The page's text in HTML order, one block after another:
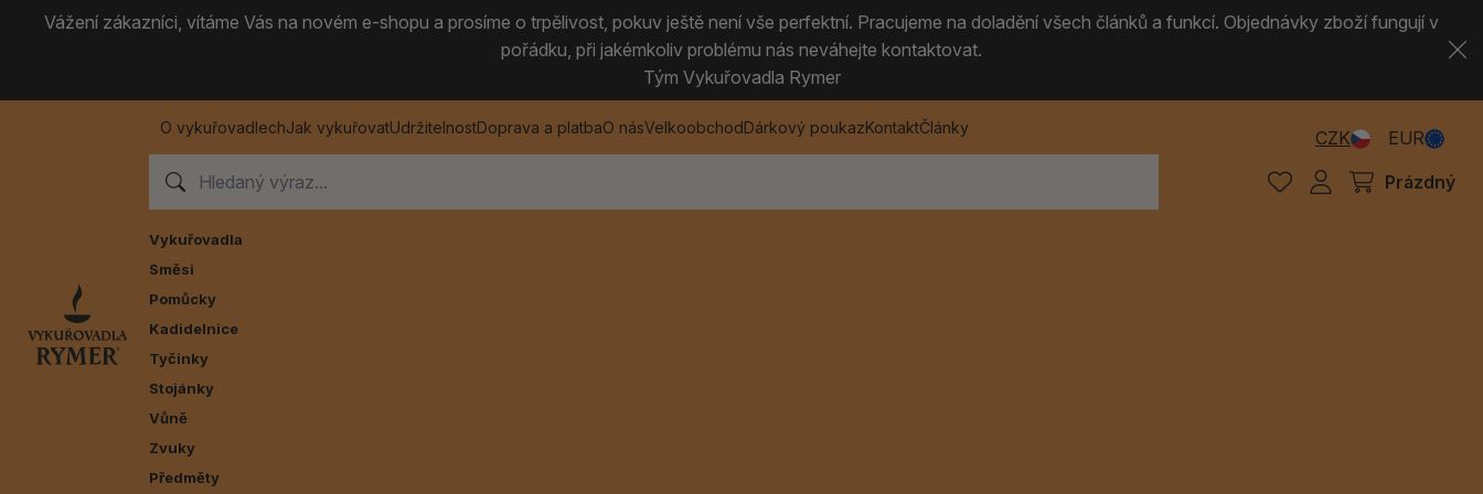
Vážení zákazníci, vítáme Vás na novém e-shopu a prosíme o trpělivost, pokuv ještě není vše perfektní. Pracujeme na doladění všech článků a funkcí. Objednávky zboží fungují v
pořádku, při jakémkoliv problému nás neváhejte kontaktovat.
Tým Vykuřovadla Rymer
O vykuřovadlechJak vykuřovatUdržitelnostDoprava a platbaO násVelkoobchodDárkový poukazKontaktČlánky CZK
EUR
Prázdný
Vykuřovadla
Směsi
Pomůcky
Kadidelnice
Tyčinky
Stojánky
Vůně
Zvuky
Předměty